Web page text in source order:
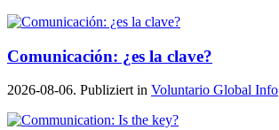
Comunicación: ¿es la clave?
2026-08-06. Publiziert in Voluntario Global Info